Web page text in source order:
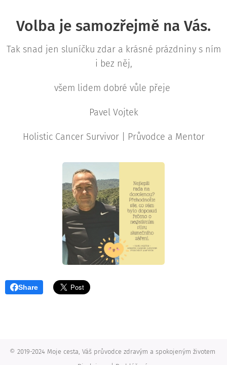
Volba je samozřejmě na Vás.
Tak snad jen sluníčku zdar a krásné prázdniny s ním
i bez něj,
všem lidem dobré vůle přeje
Pavel Vojtek
Holistic Cancer Survivor | Průvodce a Mentor
Share
© 2019-2024 Moje cesta, Váš průvodce zdravým a spokojeným životem